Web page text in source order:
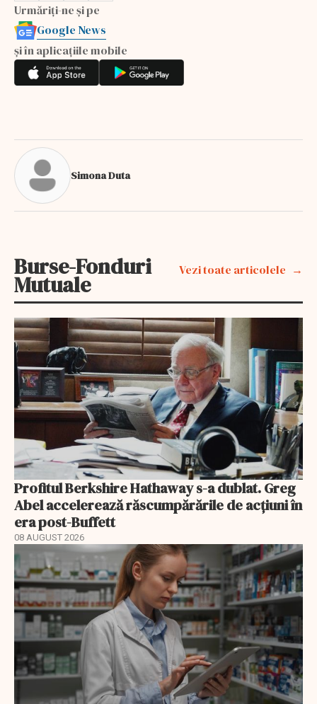
Urmăriți-ne și pe
Google News
și în aplicațiile mobile
Simona Duta
Burse-Fonduri
Mutuale
Vezi toate articolele
Profitul Berkshire Hathaway s-a dublat. Greg
Abel accelerează răscumpărările de acțiuni în
era post-Buffett
08 AUGUST 2026